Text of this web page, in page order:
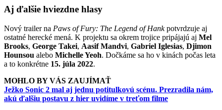
Aj ďalšie hviezdne hlasy
Nový trailer na Paws of Fury: The Legend of Hankpotvrdzuje aj
ostatné herecké mená. K projektu sa okrem trojice pripájajú aj Mel
Brooks, George Takei, Aasif Mandvi, Gabriel Iglesias, Djimon
Hounsou alebo Michelle Yeoh. Dočkáme sa ho v kinách počas leta
a to konkrétne 15. júla 2022.
MOHLO BY VÁS ZAUJÍMAŤ
Ježko Sonic 2 mal aj jednu potitulkovú scénu. Prezradila nám,
akú ďalšiu postavu z hier uvidíme v treťom filme